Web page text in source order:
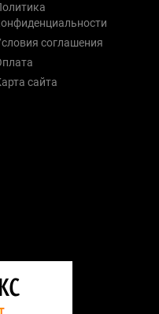
соглашения
сайта